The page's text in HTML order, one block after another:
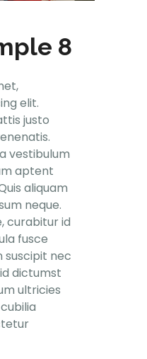
8
elit.
justo
vestibulum
aptent
aliquam
neque.
curabitur id
fusce
suscipit nec
dictumst
ultricies